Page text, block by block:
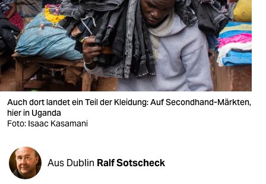
verlag
verlag
veranstaltungen
shop
fragen & hilfe
unterstützen
abo
genossenschaft
Auch dort landet ein Teil der Kleidung: Auf Secondhand-Märkten,
hier in Uganda
Foto: Isaac Kasamani
Aus Dublin Ralf Sotscheck